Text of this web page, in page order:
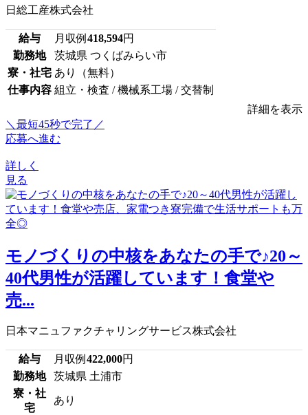
日総工産株式会社
給与 月収例 418,594円
勤務地
茨城県 つくばみらい市
寮・社宅 あり（無料）
仕事内容 組立・検査 / 機械系工場 / 交替制
詳細を表示
＼最短45秒で完了／
応募へ進む
詳しく
見る
モノづくりの中核をあなたの手で♪20～
40代男性が活躍しています！食堂や
売...
日本マニュファクチャリングサービス株式会社
給与 月収例 422,000円
勤務地
茨城県 土浦市
寮・社
宅
あり